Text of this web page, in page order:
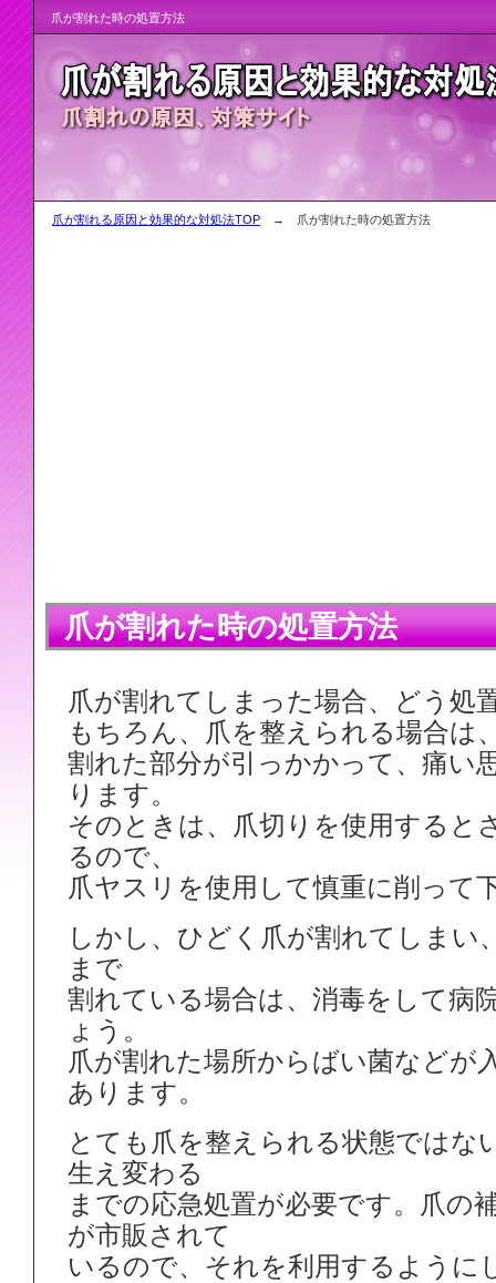
爪が割れた時の処置方法
爪が割れる原因と効果的な対処法TOP → 爪が割れた時の処置方法
爪が割れた時の処置方法
爪が割れてしまった場合、どう処
もちろん、爪を整えられる場合は
割れた部分が引っかかって、痛い
ります。
そのときは、爪切りを使用すると
るので、
爪ヤスリを使用して慎重に削って
しかし、ひどく爪が割れてしまい
まで
割れている場合は、消毒をして病
ょう。
爪が割れた場所からばい菌などが
あります。
とても爪を整えられる状態ではな
生え変わる
までの応急処置が必要です。爪の
が市販されて
いるので、それを利用するように